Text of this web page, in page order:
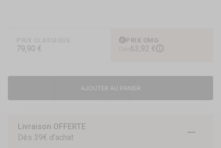
79,90 €
PRIX OMG
63,92 € i
AJOUTER AU PANIER
Livraison OFFERTE
Dès 39€ d'achat